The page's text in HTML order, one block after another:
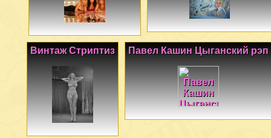
Павел Кашин Цыганский рэп
Винтаж Стриптиз